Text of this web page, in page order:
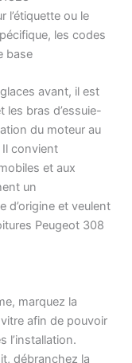
l’étiquette ou le
les codes
base
avant, il est
les bras d’essuie-
du moteur au
convient
et aux
un
d’origine et veulent
Peugeot 308
marquez la
afin de pouvoir
l’installation.
débranchez la